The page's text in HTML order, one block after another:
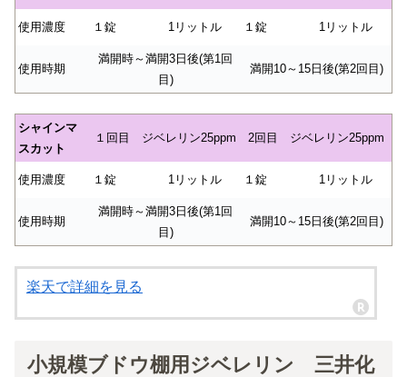
使用濃度 １錠 1リットル １錠 1リットル
使用時期
満開時～満開3日後(第1回
目)
満開10～15日後(第2回目)
シャインマ
スカット
１回目 ジベレリン25ppm 2回目 ジベレリン25ppm
使用濃度 １錠 1リットル １錠 1リットル
使用時期
満開時～満開3日後(第1回
目)
満開10～15日後(第2回目)
楽天で詳細を見る
小規模ブドウ棚用ジベレリン 三井化